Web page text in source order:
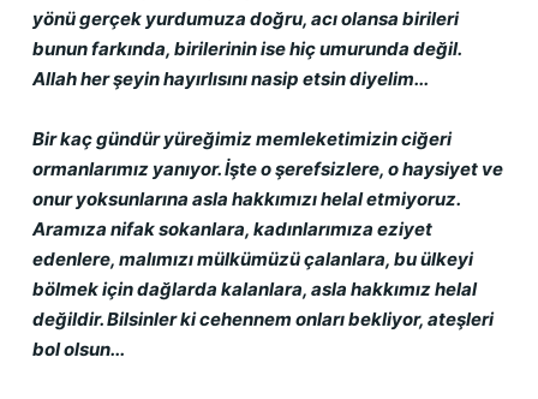
yönü gerçek yurdumuza doğru, acı olansa birileri
bunun farkında, birilerinin ise hiç umurunda değil.
Allah her şeyin hayırlısını nasip etsin diyelim...
Bir kaç gündür yüreğimiz memleketimizin ciğeri
ormanlarımız yanıyor. İşte o şerefsizlere, o haysiyet ve
onur yoksunlarına asla hakkımızı helal etmiyoruz.
Aramıza nifak sokanlara, kadınlarımıza eziyet
edenlere, malımızı mülkümüzü çalanlara, bu ülkeyi
bölmek için dağlarda kalanlara, asla hakkımız helal
değildir. Bilsinler ki cehennem onları bekliyor, ateşleri
bol olsun...